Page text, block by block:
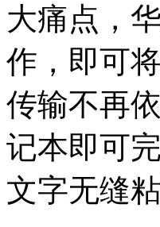
大痛点，
作，即可
传输不再
记本即可
文字无缝粘